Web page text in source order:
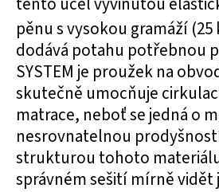
pěnu s vysokou gramáží
dodává potahu potřebnou
SYSTEM je proužek na
skutečně umocňuje
matrace, neboť se jedná o
nesrovnatelnou
strukturou tohoto
správném sešití mírně vidět